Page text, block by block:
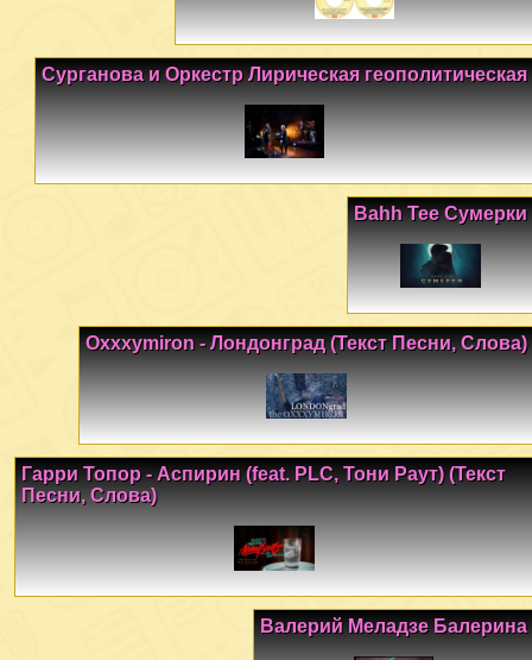
Сурганова и Оркестр Лирическая геополитическая
Bahh Tee Сумерки
Oxxxymiron - Лондонград (Текст Песни, Слова)
Гарри Топор - Аспирин (feat. PLC, Тони Раут) (Текст
Песни, Слова)
Валерий Меладзе Балерина